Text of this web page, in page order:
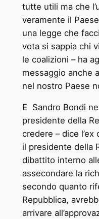
tutte utili ma che
veramente il
una legge che
vota si sappia chi
le coalizioni – ha
messaggio anche
nel nostro Paese
E Sandro Bondi
presidente della
credere – dice
il presidente della
dibattito interno
assecondare la
secondo quanto
Repubblica,
arrivare